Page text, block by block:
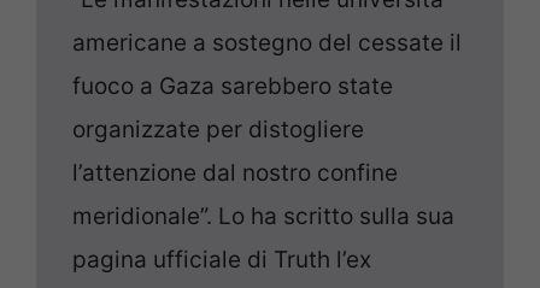
americane a sostegno del cessate il
fuoco a Gaza sarebbero state
organizzate per distogliere
l’attenzione dal nostro confine
meridionale”. Lo ha scritto sulla sua
pagina ufficiale di Truth l’ex